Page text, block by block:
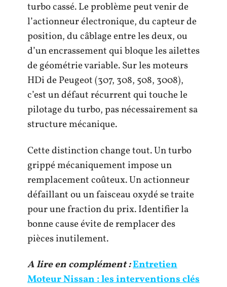
turbo cassé. Le problème peut venir de
l’actionneur électronique, du capteur de
position, du câblage entre les deux, ou
d’un encrassement qui bloque les ailettes
de géométrie variable. Sur les moteurs
HDi de Peugeot (307, 308, 508, 3008),
c’est un défaut récurrent qui touche le
pilotage du turbo, pas nécessairement sa
structure mécanique.
Cette distinction change tout. Un turbo
grippé mécaniquement impose un
remplacement coûteux. Un actionneur
défaillant ou un faisceau oxydé se traite
pour une fraction du prix. Identifier la
bonne cause évite de remplacer des
pièces inutilement.
A lire en complément :Entretien
Moteur Nissan : les interventions clés